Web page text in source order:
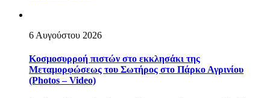
6 Αυγούστου 2026
Κοσμοσυρροή πιστών στο εκκλησάκι της
Μεταμορφώσεως του Σωτήρος στο Πάρκο Αγρινίου
(Photos – Video)